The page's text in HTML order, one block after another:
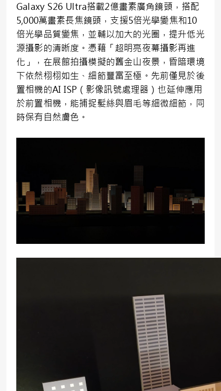
Galaxy S26 Ultra搭載2億畫素廣角鏡頭，搭配
5,000萬畫素長焦鏡頭，支援5倍光學變焦和10
倍光學品質變焦，並輔以加大的光圈，提升低光
源攝影的清晰度。憑藉「超明亮夜幕攝影再進
化」，在展館拍攝模擬的舊金山夜景，昏暗環境
下依然栩栩如生、細節豐富至極。先前僅見於後
置相機的AI ISP（影像訊號處理器）也延伸應用
於前置相機，能捕捉髮絲與眉毛等細微細節，同
時保有自然膚色。